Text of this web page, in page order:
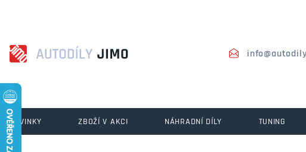
NOVINKY ZBOŽÍ V AKCI NÁHRADNÍ DÍLY TUNING